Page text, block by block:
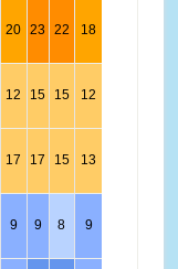
20 23 22 18
12 15 15 12
17 17 15 13
9 9 8 9